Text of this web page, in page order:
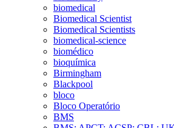
biomedical
Biomedical Scientist
Biomedical Scientists
biomedical-science
biomédico
bioquímica
Birmingham
Blackpool
bloco
Bloco Operatório
BMS